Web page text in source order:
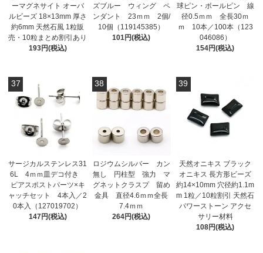
ーマグネサイト オーバ
ルビーズ 18×13mm 厚さ
約6mm 天然石風 1粒販
売・10粒まとめ割引あり
193円(税込)
ズブルー ウィング ペ
ンダント 23ｍｍ 2個/
10個（119145385）
101円(税込)
球ピン・ボールピン 線
径0.5ｍｍ 全長30ｍ
ｍ 10本／100本（123
046086）
154円(税込)
37
サージカルステンレス31
6L 4ｍｍ皿デコ付き
ピアスポストパーツ×キ
ャッチセット 4本入／2
0本入（127019702）
147円(税込)
38
ロジウムシルバー カン
無し 円柱型 強力 マ
グネットクラスプ 留め
金具 直径4.6ｍｍ全長
7.4ｍｍ
264円(税込)
39
天然オニキス ブラック
オニキス 長方形ビーズ
約14×10mm 穴径約1.1m
m 1粒／10粒割引 天然石
パワーストーン アクセ
サリー材料
108円(税込)